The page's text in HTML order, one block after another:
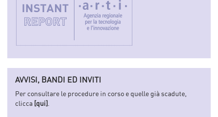
AVVISI, BANDI ED INVITI
Per consultare le procedure in corso e quelle già scadute,
clicca [qui]